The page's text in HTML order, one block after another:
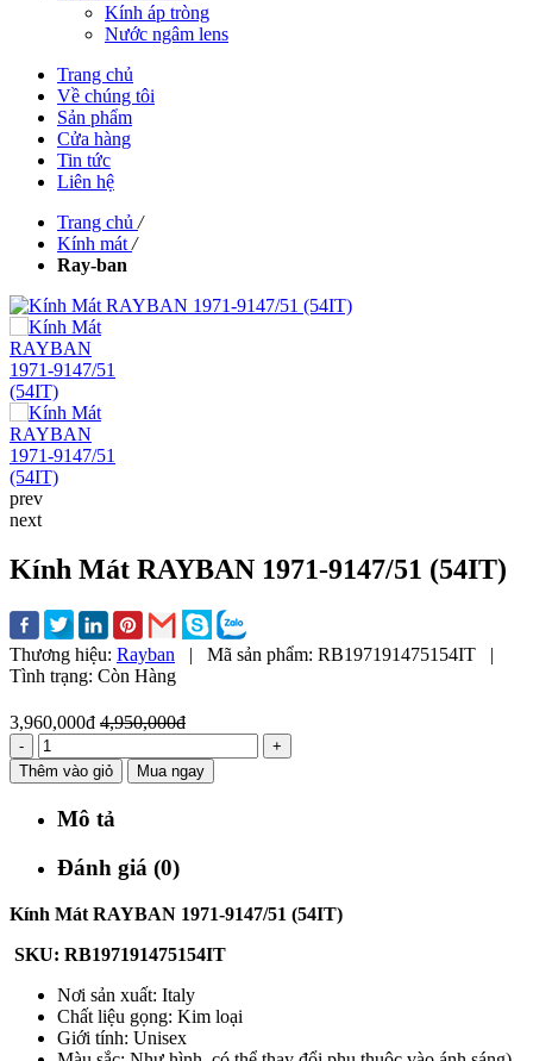
Kính áp tròng
Nước ngâm lens
Trang chủ
Về chúng tôi
Sản phẩm
Cửa hàng
Tin tức
Liên hệ
Trang chủ /
Kính mát /
Ray-ban
prev
next
Kính Mát RAYBAN 1971-9147/51 (54IT)
Thương hiệu: Rayban | Mã sản phẩm: RB197191475154IT
|
Tình trạng: Còn Hàng
3,960,000đ 4,950,000đ
-
+
Thêm vào giỏ
Mua ngay
Mô tả
Đánh giá (0)
Kính Mát RAYBAN 1971-9147/51 (54IT)
SKU: RB197191475154IT
Nơi sản xuất: Italy
Chất liệu gọng: Kim loại
Giới tính: Unisex